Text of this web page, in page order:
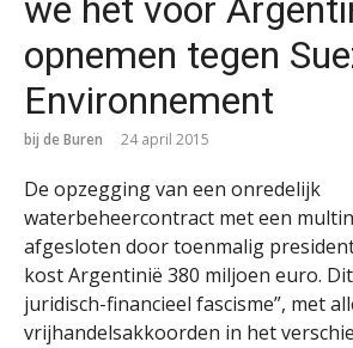
we het voor
opnemen tegen
Environnement
bij de Buren 24 april 2015
De opzegging van een onredelijk
waterbeheercontract met een
afgesloten door toenmalig
kost Argentinië 380 miljoen euro.
juridisch-financieel fascisme”, met
vrijhandelsakkoorden in het